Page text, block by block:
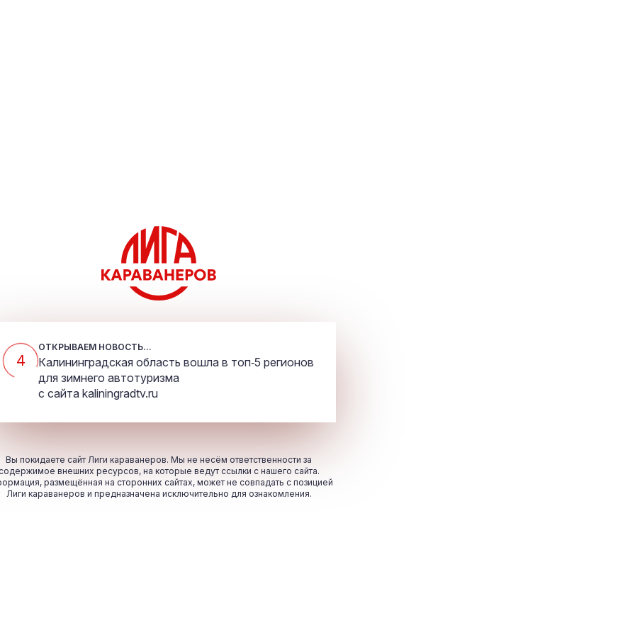
4
ОТКРЫВАЕМ НОВОСТЬ...
Калининградская область вошла в топ‑5 регионов
для зимнего автотуризма
с сайта kaliningradtv.ru
Вы покидаете сайт Лиги караванеров. Мы не несём ответственности за
внешних ресурсов, на которые ведут ссылки с нашего сайта.
размещённая на сторонних сайтах, может не совпадать с позицией
Лиги караванеров и предназначена исключительно для ознакомления.